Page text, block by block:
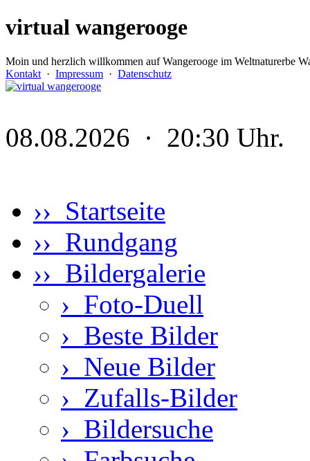
virtual wangerooge
Moin und herzlich willkommen auf Wangerooge im Weltnaturerbe
Kontakt · Impressum · Datenschutz
08.08.2026 · 20:30 Uhr.
›› Startseite
›› Rundgang
›› Bildergalerie
› Foto-Duell
› Beste Bilder
› Neue Bilder
› Zufalls-Bilder
› Bildersuche